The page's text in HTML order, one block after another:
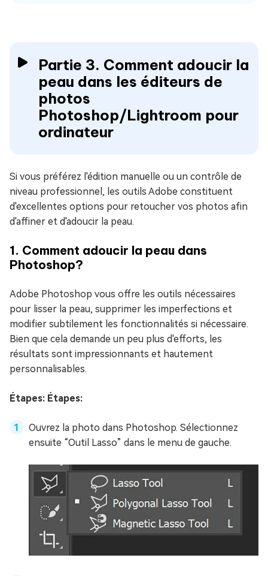
Partie 3. Comment adoucir la
peau dans les éditeurs de
photos
Photoshop/Lightroom pour
ordinateur
Si vous préférez l'édition manuelle ou un contrôle de
niveau professionnel, les outils Adobe constituent
d'excellentes options pour retoucher vos photos afin
d'affiner et d'adoucir la peau.
1. Comment adoucir la peau dans
Photoshop?
Adobe Photoshop vous offre les outils nécessaires
pour lisser la peau, supprimer les imperfections et
modifier subtilement les fonctionnalités si nécessaire.
Bien que cela demande un peu plus d'efforts, les
résultats sont impressionnants et hautement
personnalisables.
Étapes: Étapes:
Ouvrez la photo dans Photoshop. Sélectionnez
ensuite “Outil Lasso” dans le menu de gauche.